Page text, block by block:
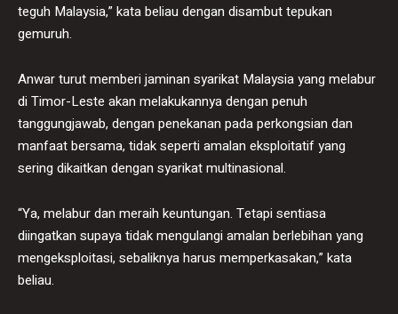
teguh Malaysia,” kata beliau dengan disambut tepukan
gemuruh.
Anwar turut memberi jaminan syarikat Malaysia yang melabur
di Timor-Leste akan melakukannya dengan penuh
tanggungjawab, dengan penekanan pada perkongsian dan
manfaat bersama, tidak seperti amalan eksploitatif yang
sering dikaitkan dengan syarikat multinasional.
“Ya, melabur dan meraih keuntungan. Tetapi sentiasa
diingatkan supaya tidak mengulangi amalan berlebihan yang
mengeksploitasi, sebaliknya harus memperkasakan,” kata
beliau.